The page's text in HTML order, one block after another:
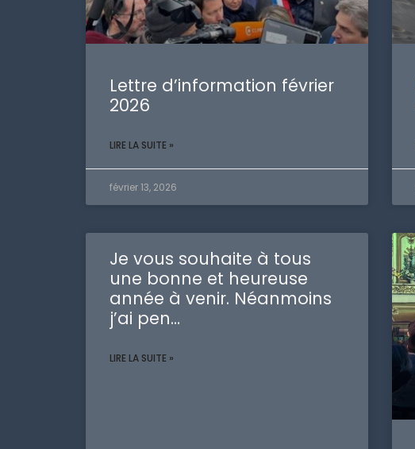
Lettre d’information février
2026
LIRE LA SUITE »
février 13, 2026
Je vous souhaite à tous
une bonne et heureuse
année à venir. Néanmoins
j’ai pen…
LIRE LA SUITE »